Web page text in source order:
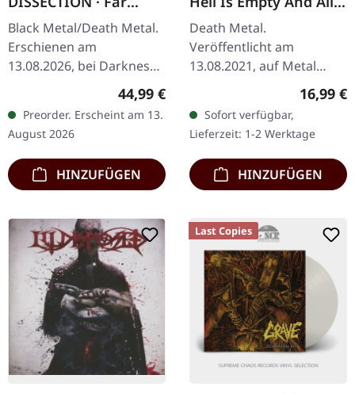
Beyond All Light - Das
Leben, der Tod und
das Vermächtnis von
Jon Nödtveidt und
Dissection (German) |
HARDCOVER BOOK
Black Metal/Death Metal.
Erschienen am
13.08.2026, bei Darkness
Shall Rise Productions.
DEUTSCHE AUFLAGE. 240-
seitiges mattschwarzes
Hardcover-Buch…
Regulärer Preis:
44,99 €
Preorder. Erscheint am 13.
August 2026
HINZUFÜGEN
The Devils Are Here |
IVORY GREY LP
Death Metal.
Veröffentlicht am
13.08.2021, auf Metal
Elfenbeingraues Vinyl mit
Insert und Download-
Code, limitiert auf 300
nummerierte…
16,99 €
Sofort verfügbar,
Lieferzeit: 1-2 Werktage
HINZUFÜGEN
Last Copies